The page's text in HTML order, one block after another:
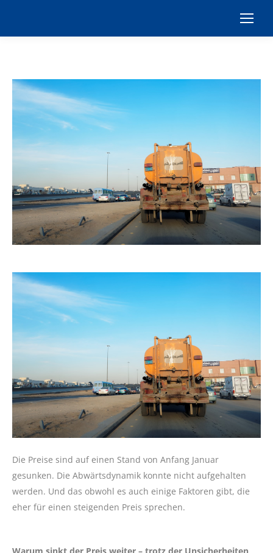
Die Preise sind auf einen Stand von Anfang Januar
gesunken. Die Abwärtsdynamik konnte nicht aufgehalten
werden. Und das obwohl es auch einige Faktoren gibt, die
eher für einen steigenden Preis sprechen.